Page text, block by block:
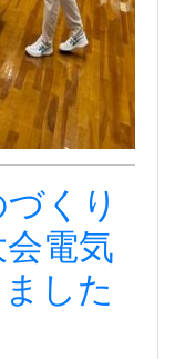
くり
電気
した